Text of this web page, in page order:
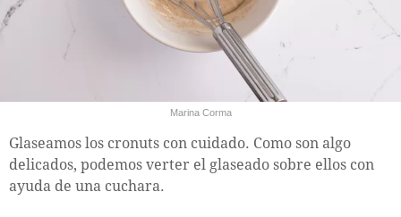
Marina Corma
Glaseamos los cronuts con cuidado. Como son algo
delicados, podemos verter el glaseado sobre ellos con
ayuda de una cuchara.